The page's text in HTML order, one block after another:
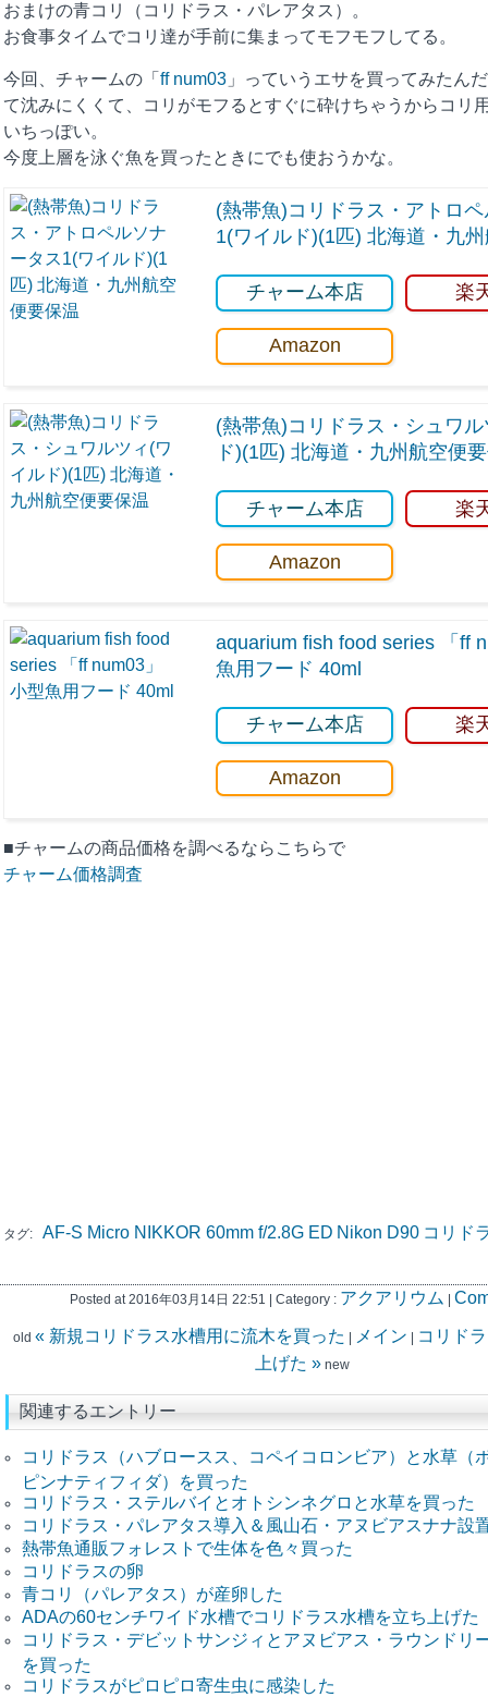
おまけの青コリ（コリドラス・パレアタス）。
お食事タイムでコリ達が手前に集まってモフモフしてる。
今回、チャームの「 ff num03 」っていうエサを買ってみたん
て沈みにくくて、コリがモフるとすぐに砕けちゃうからコリ
いちっぽい。
今度上層を泳ぐ魚を買ったときにでも使おうかな。
(熱帯魚)コリドラス・アトロ
1(ワイルド)(1匹) 北海道・九
チャーム本店 楽
Amazon
(熱帯魚)コリドラス・シュワ
ド)(1匹) 北海道・九州航空便
チャーム本店 楽
Amazon
aquarium fish food series 「ff
魚用フード 40ml
チャーム本店 楽
Amazon
■チャームの商品価格を調べるならこちらで
チャーム価格調査
タグ: AF-S Micro NIKKOR 60mm f/2.8G ED Nikon D90 コリド
Posted at 2016年03月14日 22:51 | Category : アクアリウム
old « 新規コリドラス水槽用に流木を買った メイン
コリド
上げた » new
関連するエントリー
コリドラス（ハブロースス、コペイコロンビア）と水草（
ピンナティフィダ）を買った
コリドラス・ステルバイとオトシンネグロと水草を買った
コリドラス・パレアタス導入＆風山石・アヌビアスナナ設
熱帯魚通販フォレストで生体を色々買った
コリドラスの卵
青コリ（パレアタス）が産卵した
ADAの60センチワイド水槽でコリドラス水槽を立ち上げた
コリドラス・デビットサンジィとアヌビアス・ラウンドリ
を買った
コリドラスがピロピロ寄生虫に感染した